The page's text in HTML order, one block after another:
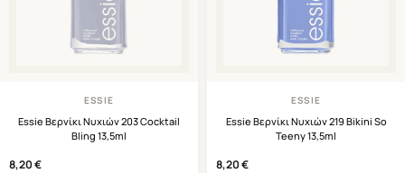
ESSIE
Essie Βερνίκι Νυχιών 203 Cocktail
Bling 13,5ml
8,20€
ESSIE
Essie Βερνίκι Νυχιών 219 Bikini So
Teeny 13,5ml
8,20€